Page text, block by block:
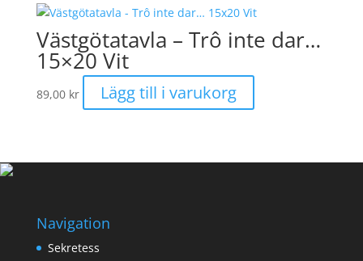
Västgötatavla – Trô inte dar…
15×20 Vit
89,00 kr Lägg till i varukorg
Navigation
Sekretess